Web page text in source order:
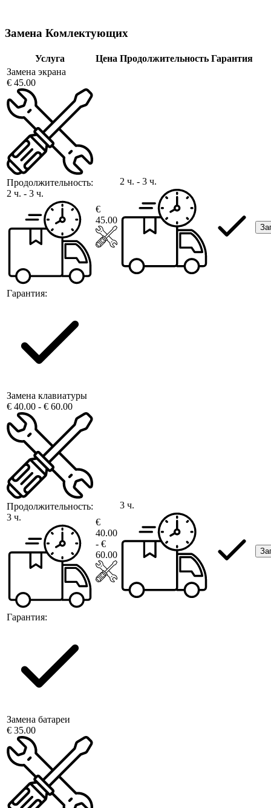
Замена Комлектующих
Услуга Цена Продолжительность Гарантия
Замена экрана
€ 45.00
Продолжительность:
2 ч. - 3 ч.
Гарантия:
€
45.00
2 ч. - 3 ч.
Замена клавиатуры
€ 40.00 - € 60.00
Продолжительность:
3 ч.
Гарантия:
€
40.00
- €
60.00
3 ч.
Замена батареи
€ 35.00